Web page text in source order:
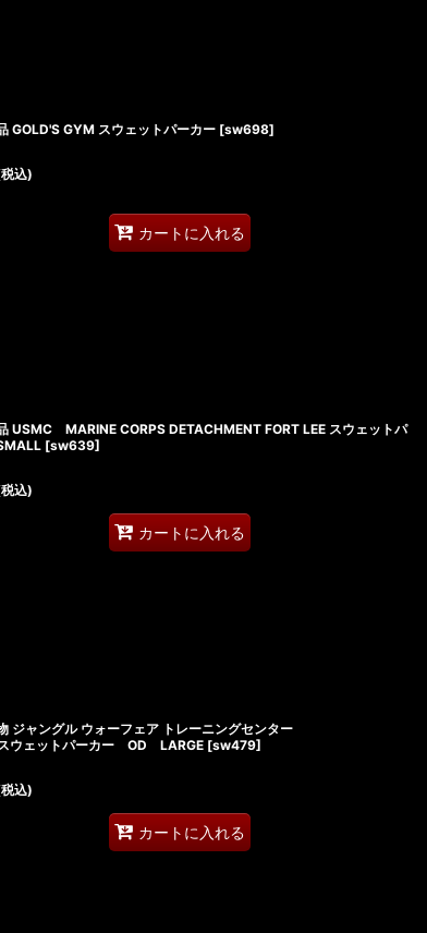
GOLD'S GYM スウェットパーカー [sw698]
込)
カートに入れる
USMC MARINE CORPS DETACHMENT FORT LEE スウェットパ
[sw639]
込)
カートに入れる
ジャングル ウォーフェア トレーニングセンター
ウェットパーカー OD LARGE [sw479]
込)
カートに入れる